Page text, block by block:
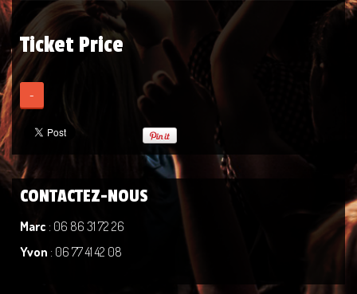
Ticket Price
-
CONTACTEZ-NOUS
Marc : 06 86 31 72 26
Yvon : 06 77 41 42 08